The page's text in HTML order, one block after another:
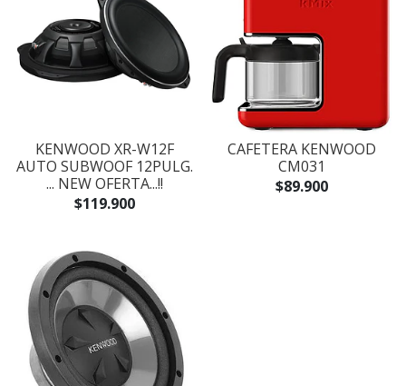
KENWOOD XR-W12F
AUTO SUBWOOF 12PULG.
... NEW OFERTA...!!
$119.900
CAFETERA KENWOOD
CM031
$89.900